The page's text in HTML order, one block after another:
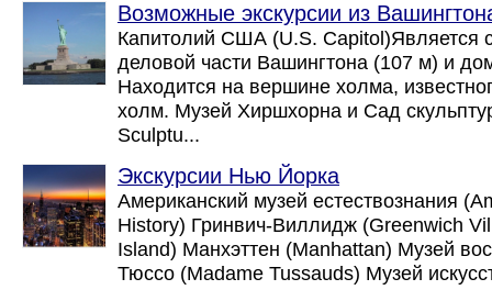
Возможные экскурсии из
Капитолий США (U.S. Capitol)Является
деловой части Вашингтона (107 м) и
Находится на вершине холма,
холм. Музей Хиршхорна и Сад
Sculptu...
Экскурсии Нью Йорка
Американский музей естествознания
History) Гринвич-Виллидж (Greenwich
Island) Манхэттен (Manhattan) Музей
Тюссо (Madame Tussauds) Музей